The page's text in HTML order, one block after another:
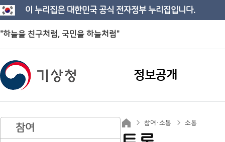
이 누리집은 대한민국 공식 전자정부 누리집입니다.
"하늘을 친구처럼, 국민을 하늘처럼"
정보공개
참여 참여·소통 소통